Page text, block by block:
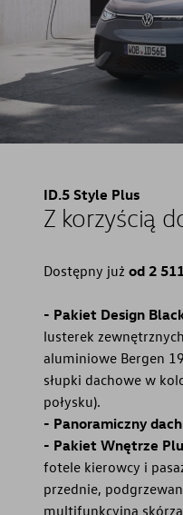
ID.5 Style Plus
Z korzyścią
Dostępny już od 2
- Pakiet Design
lusterek
aluminiowe Bergen
słupki dachowe w
połysku).
- Panoramiczny
- Pakiet Wnętrze
fotele kierowcy i
przednie,
multifunkcyjna